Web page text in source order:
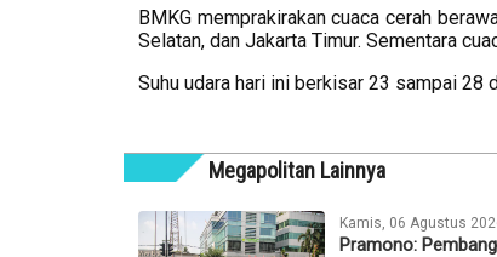
BMKG memprakirakan cuaca cerah
Selatan, dan Jakarta Timur. Sementara
Suhu udara hari ini berkisar 23 sampai 28
Megapolitan Lainnya
Kamis, 06 Agustus
Pramono: